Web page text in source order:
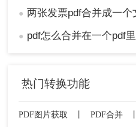
● 两张发票pdf合并成一个文件怎么
● pdf怎么合并在一个pdf里面
热门转换功能
PDF图片获取 PDF合并